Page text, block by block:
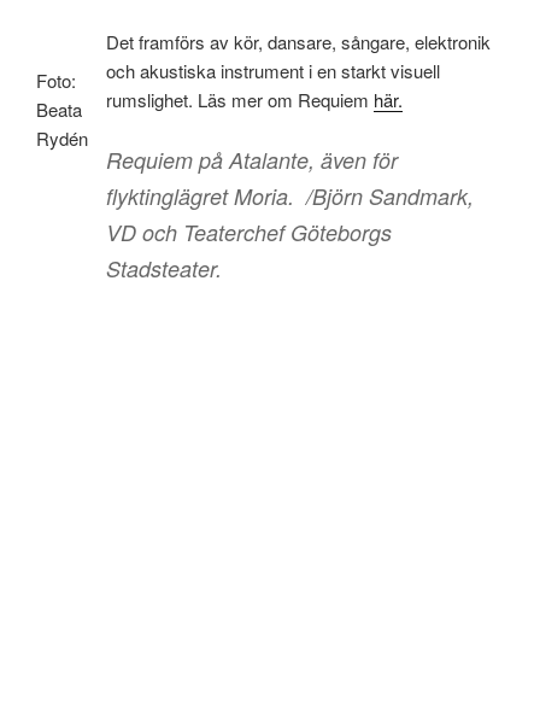
Foto:
Beata
Rydén
Det framförs av kör, dansare, sångare, elektronik
och akustiska instrument i en starkt visuell
rumslighet. Läs mer om Requiem här.
Requiem på Atalante, även för
flyktinglägret Moria. /Björn Sandmark,
VD och Teaterchef Göteborgs
Stadsteater.